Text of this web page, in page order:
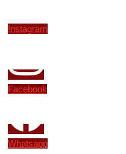
Instagram
Facebook
Whatsapp